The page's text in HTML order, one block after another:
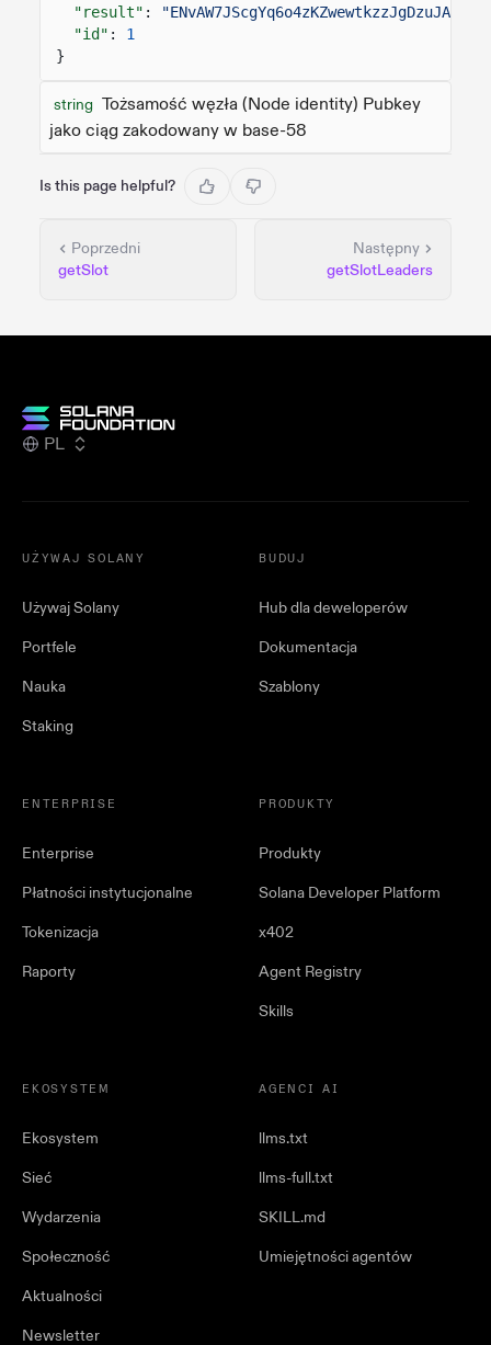
"result" :
"id" :
1
}
string Tożsamość węzła (Node identity) Pubkey
jako ciąg zakodowany w base-58
Is this page helpful?
Poprzedni
getSlot
Następny
getSlotLeaders
PL
UŻYWAJ SOLANY
Używaj Solany
Portfele
Nauka
Staking
BUDUJ
Hub dla deweloperów
Dokumentacja
Szablony
ENTERPRISE
Enterprise
Płatności instytucjonalne
Tokenizacja
Raporty
PRODUKTY
Produkty
Solana Developer Platform
x402
Agent Registry
Skills
EKOSYSTEM
Ekosystem
Sieć
Wydarzenia
Społeczność
Aktualności
Newsletter
AGENCI AI
llms.txt
llms-full.txt
SKILL.md
Umiejętności agentów